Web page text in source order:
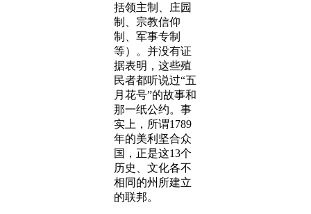
括领主制、庄园
制、宗教信仰
制、军事专制
等）。并没有证
据表明，这些殖
民者都听说过“五
月花号”的故事和
那一纸公约。事
实上，所谓1789
年的美利坚合众
国，正是这13个
历史、文化各不
相同的州所建立
的联邦。